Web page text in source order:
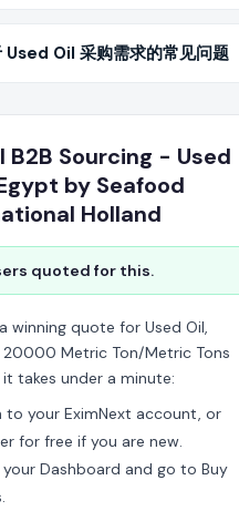
Used Oil 采购需求的常见问题
B2B Sourcing - Used
by Seafood
Holland
quoted for this.
winning quote for Used Oil,
Metric Ton/Metric Tons
takes under a minute:
to your EximNext account, or
for free if you are new.
your Dashboard and go to Buy